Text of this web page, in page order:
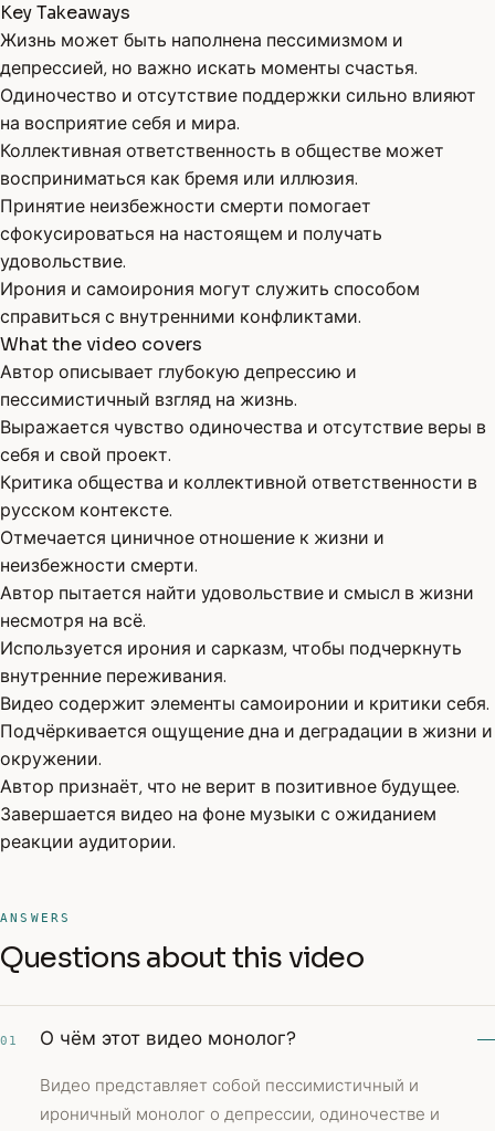
Key Takeaways
Жизнь может быть наполнена пессимизмом и
депрессией, но важно искать моменты счастья.
Одиночество и отсутствие поддержки сильно влияют
на восприятие себя и мира.
Коллективная ответственность в обществе может
восприниматься как бремя или иллюзия.
Принятие неизбежности смерти помогает
сфокусироваться на настоящем и получать
удовольствие.
Ирония и самоирония могут служить способом
справиться с внутренними конфликтами.
What the video covers
Автор описывает глубокую депрессию и
пессимистичный взгляд на жизнь.
Выражается чувство одиночества и отсутствие веры в
себя и свой проект.
Критика общества и коллективной ответственности в
русском контексте.
Отмечается циничное отношение к жизни и
неизбежности смерти.
Автор пытается найти удовольствие и смысл в жизни
несмотря на всё.
Используется ирония и сарказм, чтобы подчеркнуть
внутренние переживания.
Видео содержит элементы самоиронии и критики себя.
Подчёркивается ощущение дна и деградации в жизни и
окружении.
Автор признаёт, что не верит в позитивное будущее.
Завершается видео на фоне музыки с ожиданием
реакции аудитории.
ANSWERS
Questions about this video
01 О чём этот видео монолог?
Видео представляет собой пессимистичный и
ироничный монолог о депрессии, одиночестве и